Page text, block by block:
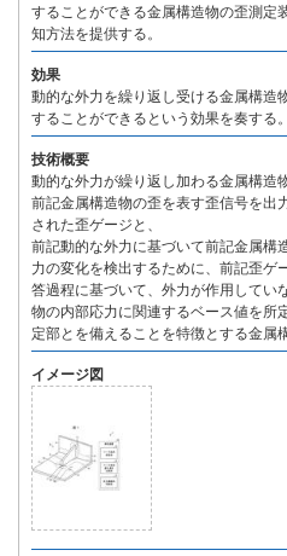
することができる金属構造物の歪測定
知方法を提供する。
効果
動的な外力を繰り返し受ける金属構造
することができるという効果を奏する。
技術概要
動的な外力が繰り返し加わる金属構造
前記金属構造物の歪を表す歪信号を出
された歪ゲージと、
前記動的な外力に基づいて前記金属構
力の変化を検出するために、前記歪ゲ
答過程に基づいて、外力が作用してい
物の内部応力に関連するベース値を所
定部とを備えることを特徴とする金属
イメージ図